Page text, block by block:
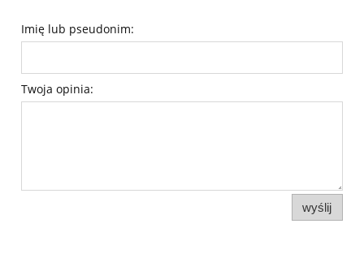
Imię lub pseudonim:
Twoja opinia:
wyślij